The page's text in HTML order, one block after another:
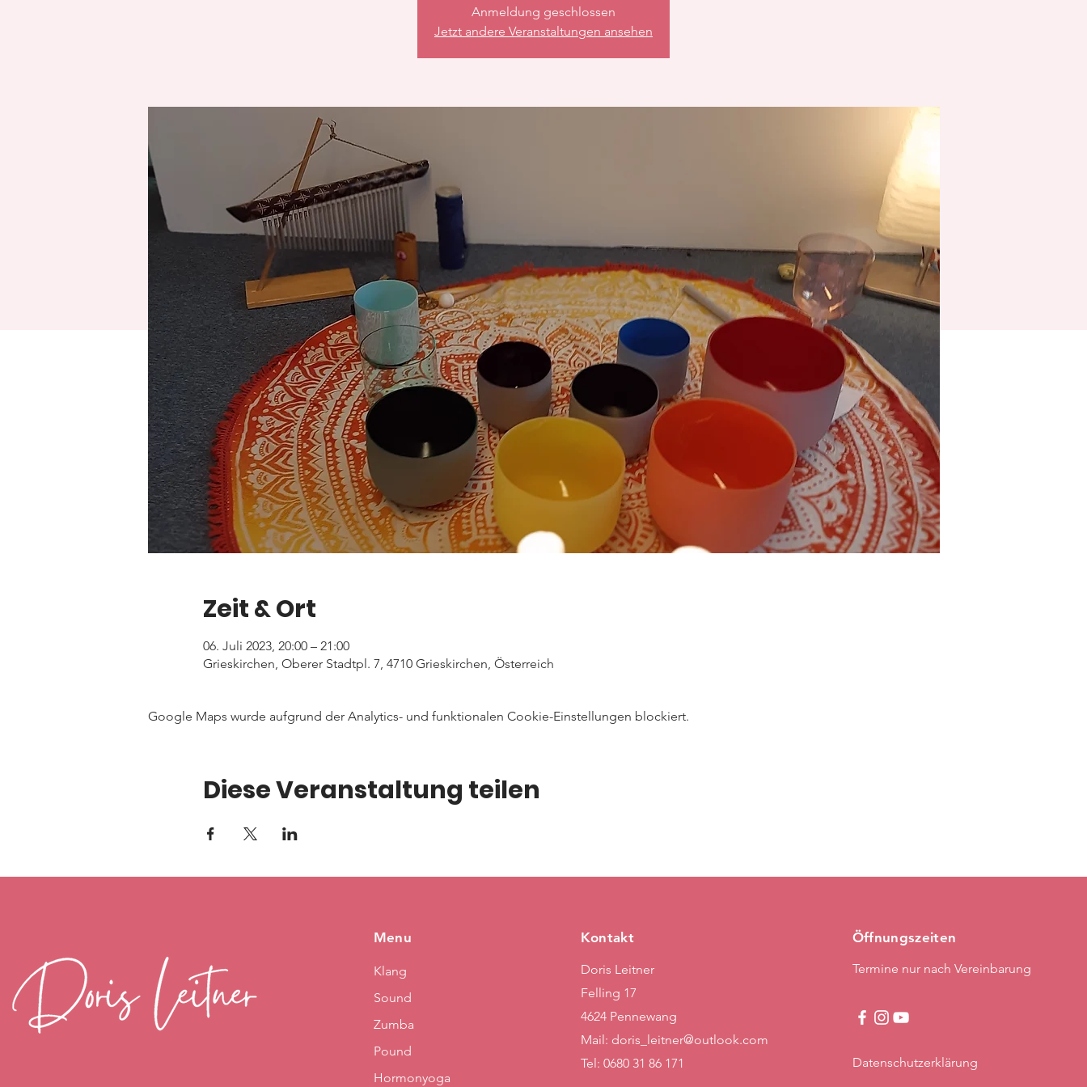
Anmeldung geschlossen
Jetzt andere Veranstaltungen ansehen
Zeit & Ort
06. Juli 2023, 20:00 – 21:00
Grieskirchen, Oberer Stadtpl. 7, 4710 Grieskirchen, Österreich
Google Maps wurde aufgrund der Analytics- und funktionalen Cookie-Einstellungen blockiert.
Diese Veranstaltung teilen
Menu
Klang
Sound
Zumba
Pound
Hormonyoga
Kontakt
Doris Leitner
Felling 17
4624 Pennewang
Mail: doris_leitner@outlook.com
Tel: 0680 31 86 171
Öffnungszeiten
Termine nur nach Vereinbarung
Datenschutzerklärung